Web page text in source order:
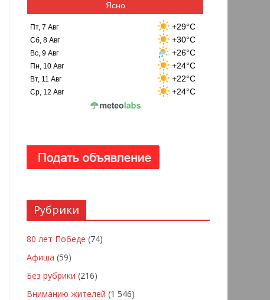
Ясно
Пт, 7 Авг +29°C
Сб, 8 Авг +30°C
Вс, 9 Авг +26°C
Пн, 10 Авг +24°C
Вт, 11 Авг +22°C
Ср, 12 Авг +24°C
Рубрики
80 лет Победе (74)
Афиша (59)
Без рубрики (216)
Вниманию жителей (1 546)